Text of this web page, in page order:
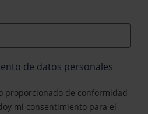
de datos personales
proporcionado de conformidad
mi consentimiento para el